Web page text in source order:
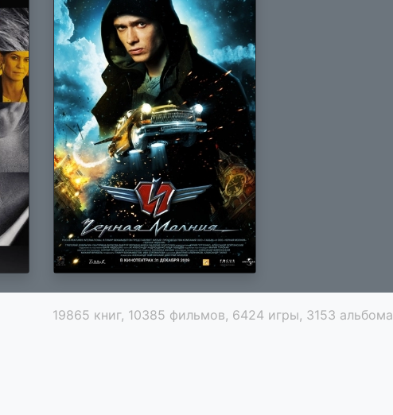
19865 книг, 10385 фильмов, 6424 игры, 3153 альбома